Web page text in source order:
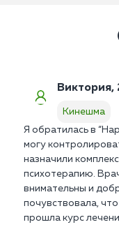
Виктория,
Кинешма
Я обратилась в
могу
назначили
психотерапию.
внимательны и
почувствовала,
прошла курс